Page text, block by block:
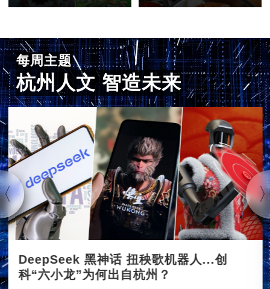
每周主题
杭州人文 智造未来
DeepSeek 黑神话 扭秧歌机器人...创
科“六小龙”为何出自杭州？